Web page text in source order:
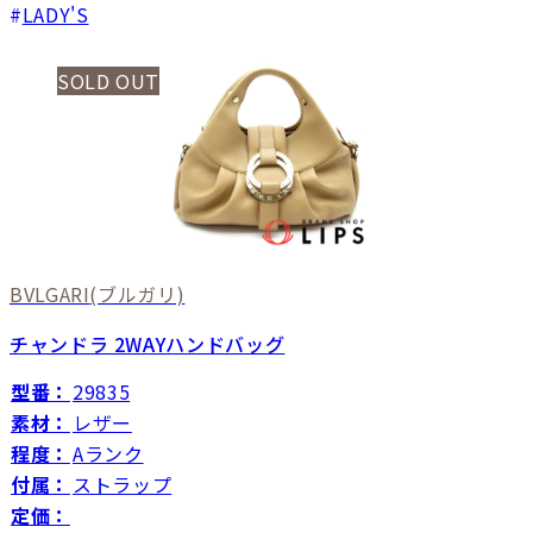
LADY'S
SOLD OUT
BVLGARI(ブルガリ)
チャンドラ 2WAYハンドバッグ
型番： 29835
素材： レザー
程度： Aランク
付属： ストラップ
定価：